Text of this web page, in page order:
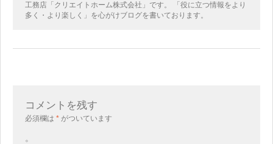
工務店「クリエイトホーム株式会社」です。 「役に立つ情報をより
多く・より楽しく」を心がけブログを書いております。
コメントを残す
必須欄は * がついています
。